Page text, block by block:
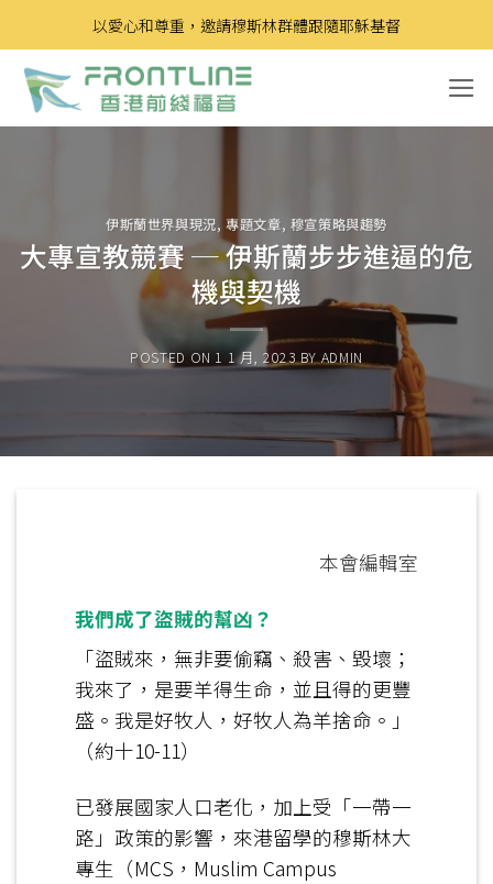
to
content
以愛心和尊重，邀請穆斯林群體跟隨耶穌基督
伊斯蘭世界與現況,專題文章, 穆宣策略與趨勢
大專宣教競賽 ─ 伊斯蘭步步進逼的危
機與契機
POSTED ON 1 1 月, 2023 BYADMIN
本會編輯室
我們成了盜賊的幫凶？
「盜賊來，無非要偷竊、殺害、毀壞；
我來了，是要羊得生命，並且得的更豐
盛。我是好牧人，好牧人為羊捨命。」
（約十10-11）
已發展國家人口老化，加上受「一帶一
路」政策的影響，來港留學的穆斯林大
專生（MCS，Muslim Campus